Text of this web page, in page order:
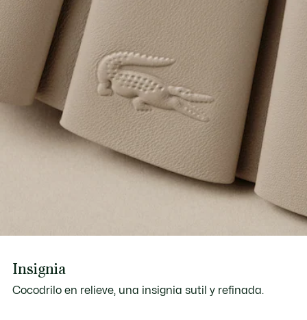
Insignia
Cocodrilo en relieve, una insignia sutil y refinada.